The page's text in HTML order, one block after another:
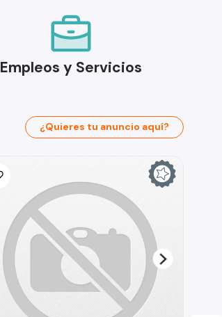
Empleos y Servicios
¿Quieres tu anuncio aquí?